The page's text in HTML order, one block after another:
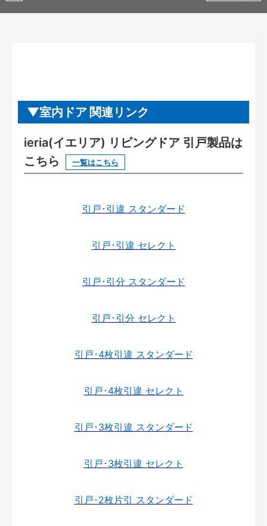
室内ドア 関連リンク
ieria(イエリア) リビングドア 引戸製品は
こちら
一覧はこちら
引戸･引違 スタンダード
引戸･引違 セレクト
引戸･引分 スタンダード
引戸･引分 セレクト
引戸･4枚引違 スタンダード
引戸･4枚引違 セレクト
引戸･3枚引違 スタンダード
引戸･3枚引違 セレクト
引戸･2枚片引 スタンダード